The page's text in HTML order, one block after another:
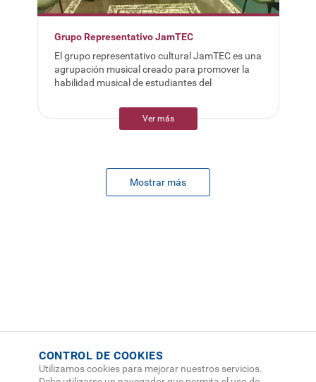
Grupo Representativo JamTEC
El grupo representativo cultural JamTEC es una
agrupación musical creado para promover la
habilidad musical de estudiantes del
Ver más
Mostrar más
CONTROL DE COOKIES
Utilizamos cookies para mejorar nuestros servicios.